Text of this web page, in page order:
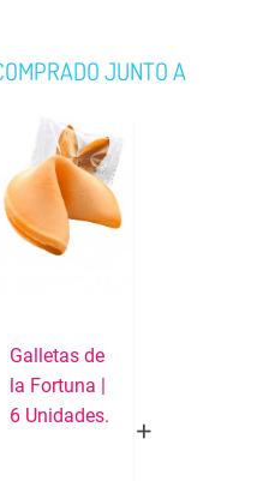
JUNTO A
Galletas de
la Fortuna |
6 Unidades.